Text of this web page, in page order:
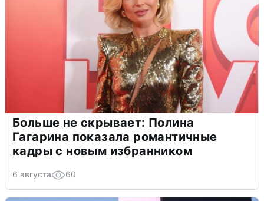
Больше не скрывает: Полина
Гагарина показала романтичные
кадры с новым избранником
6 августа 60